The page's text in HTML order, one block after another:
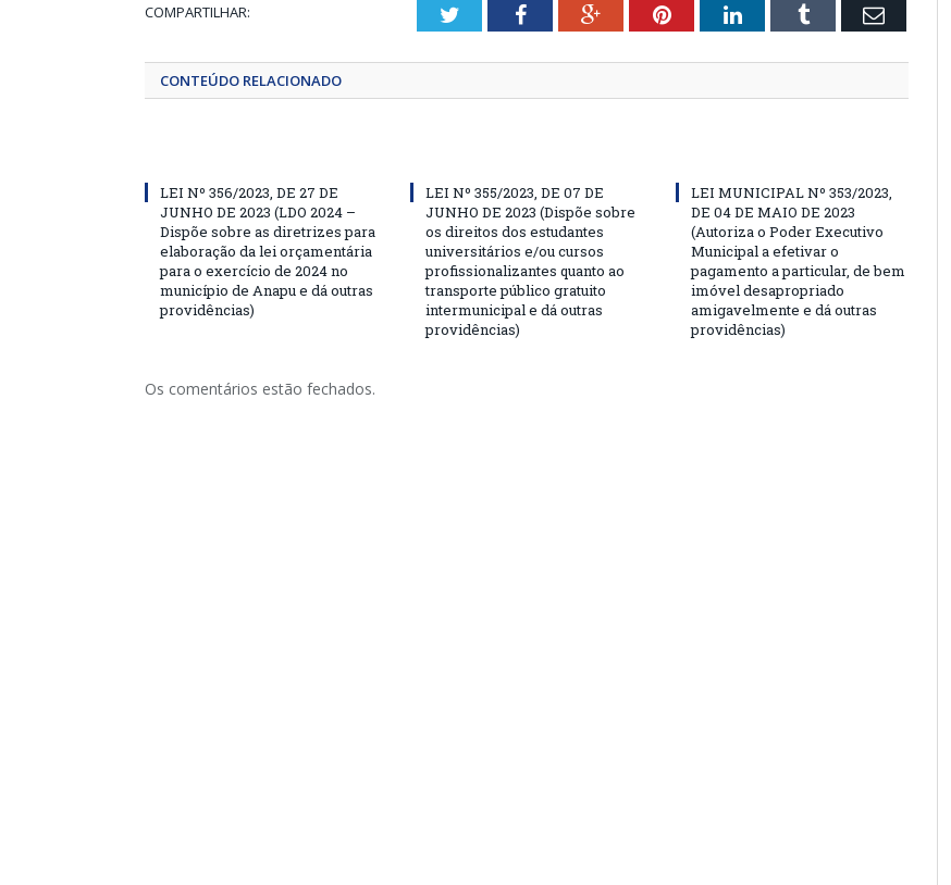
COMPARTILHAR: TwitterFacebookGoogle+PinterestLinkedInTumblr Email
CONTEÚDO RELACIONADO
LEI Nº 356/2023, DE 27 DE
JUNHO DE 2023 (LDO 2024 –
Dispõe sobre as diretrizes para
elaboração da lei orçamentária
para o exercício de 2024 no
município de Anapu e dá outras
providências)
LEI Nº 355/2023, DE 07 DE
JUNHO DE 2023 (Dispõe sobre
os direitos dos estudantes
universitários e/ou cursos
profissionalizantes quanto ao
transporte público gratuito
intermunicipal e dá outras
providências)
LEI MUNICIPAL Nº 353/2023,
DE 04 DE MAIO DE 2023
(Autoriza o Poder Executivo
Municipal a efetivar o
pagamento a particular, de bem
imóvel desapropriado
amigavelmente e dá outras
providências)
Os comentários estão fechados.